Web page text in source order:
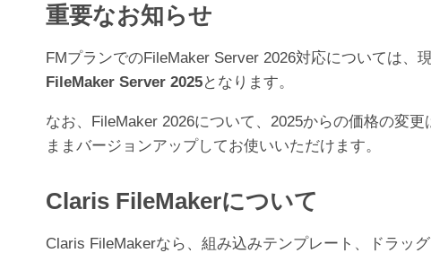
重要なお知らせ
FMプランでのFileMaker Server 2026対応については
FileMaker Server 2025となります。
なお、FileMaker 2026について、2025からの価格の変
ままバージョンアップしてお使いいただけます。
Claris FileMakerについて
Claris FileMakerなら、組み込みテンプレート、ドラッ